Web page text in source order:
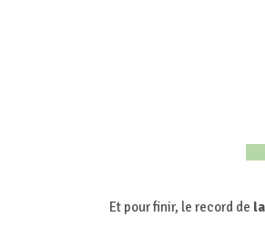
Et pour finir, le record de la